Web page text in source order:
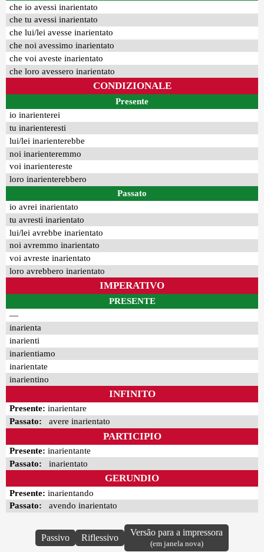
che io avessi inarientato
che tu avessi inarientato
che lui/lei avesse inarientato
che noi avessimo inarientato
che voi aveste inarientato
che loro avessero inarientato
CONDIZIONALE
Presente
io inarienterei
tu inarienteresti
lui/lei inarienterebbe
noi inarienteremmo
voi inarientereste
loro inarienterebbero
Passato
io avrei inarientato
tu avresti inarientato
lui/lei avrebbe inarientato
noi avremmo inarientato
voi avreste inarientato
loro avrebbero inarientato
IMPERATIVO
PRESENTE
—
inarienta
inarienti
inarientiamo
inarientate
inarientino
INFINITO
Presente: inarientare
Passato: avere inarientato
PARTICIPIO
Presente: inarientante
Passato: inarientato
GERUNDIO
Presente: inarientando
Passato: avendo inarientato
Passivo Riflessivo
Versão para a impressora
(em janela nova)